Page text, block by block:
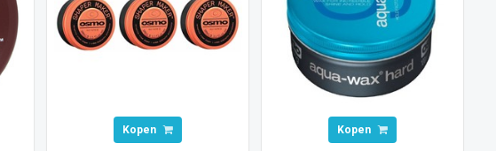
Kopen Kopen